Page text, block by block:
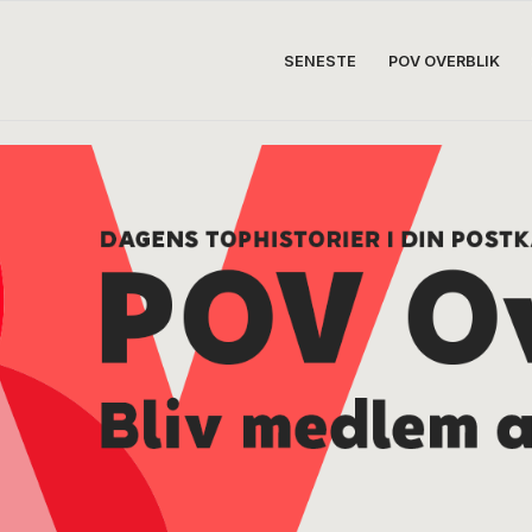
SENESTE POV OVERBLIK